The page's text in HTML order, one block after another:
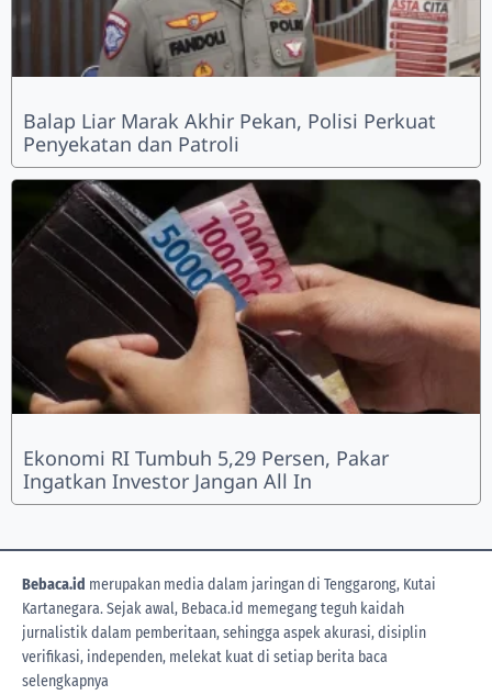
Balap Liar Marak Akhir Pekan, Polisi Perkuat
Penyekatan dan Patroli
Ekonomi RI Tumbuh 5,29 Persen, Pakar
Ingatkan Investor Jangan All In
Bebaca.id merupakan media dalam jaringan di Tenggarong, Kutai
Kartanegara. Sejak awal, Bebaca.id memegang teguh kaidah
jurnalistik dalam pemberitaan, sehingga aspek akurasi, disiplin
verifikasi, independen, melekat kuat di setiap berita baca
selengkapnya